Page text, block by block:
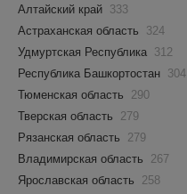
Алтайский край 333
Астраханская область
324
Удмуртская Республика 312
Республика Башкортостан 304
Тюменская область
290
Тверская область
279
Рязанская область
279
Владимирская область
267
Ярославская область
258